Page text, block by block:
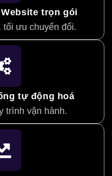
trọn gói
tối ưu chuyển đổi.
tự động hoá
trình vận hành.